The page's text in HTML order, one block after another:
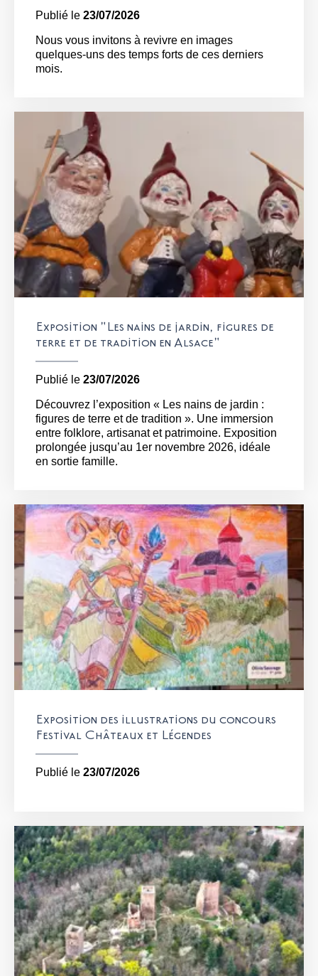
Publié le 23/07/2026
Nous vous invitons à revivre en images
quelques-uns des temps forts de ces derniers
mois.
Exposition "Les nains de jardin, figures de
terre et de tradition en Alsace"
Publié le 23/07/2026
Découvrez l’exposition « Les nains de jardin :
figures de terre et de tradition ». Une immersion
entre folklore, artisanat et patrimoine. Exposition
prolongée jusqu’au 1er novembre 2026, idéale
en sortie famille.
Exposition des illustrations du concours
Festival Châteaux et Légendes
Publié le 23/07/2026